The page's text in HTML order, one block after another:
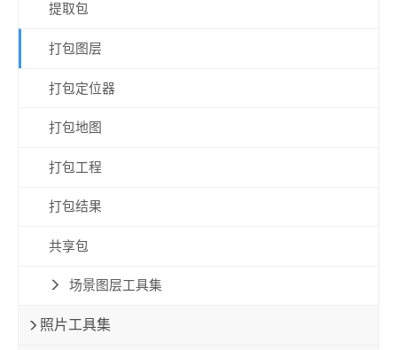
提取包
打包图层
打包定位器
打包地图
打包工程
打包结果
共享包
场景图层工具集
照片工具集